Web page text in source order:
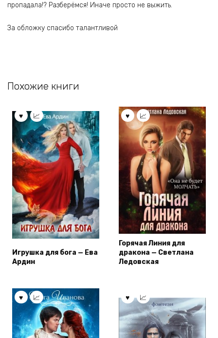
пропадала!? Разберёмся! Иначе просто не выжить.
За обложку спасибо талантливой
Похожие книги
Игрушка для бога — Ева
Ардин
Горячая Линия для
дракона — Светлана
Ледовская